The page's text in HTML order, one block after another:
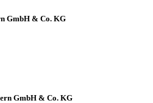
GmbH & Co. KG
GmbH & Co. KG